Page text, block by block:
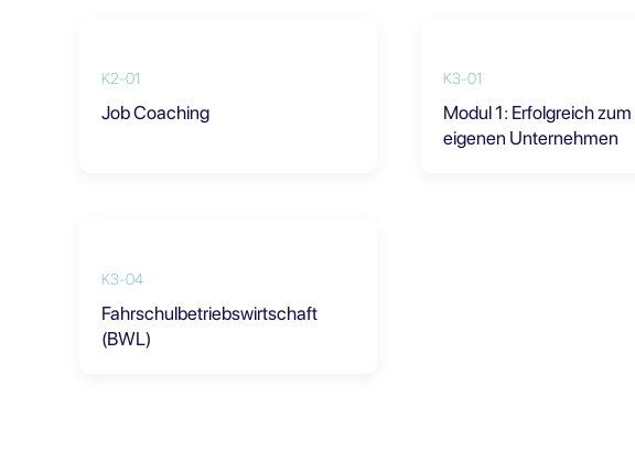
K2-01
Job Coaching
K3-01
Modul 1: Erfolgreich zum
eigenen Unternehmen
K3-04
Fahrschulbetriebswirtschaft
(BWL)